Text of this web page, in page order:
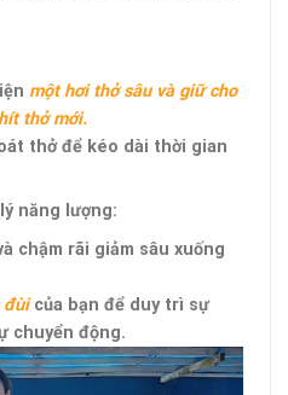
một hơi thở sâu và giữ cho
thở mới.
thở để kéo dài thời gian
năng lượng:
chậm rãi giảm sâu xuống
đùi của bạn để duy trì sự
chuyển động.